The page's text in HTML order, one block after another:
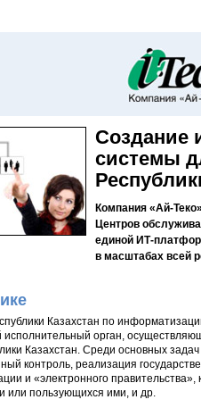
Создание
системы
Компания «Ай-
Центров
единой ИТ-
в масштабах всей
Казахстан по
орган,
Казахстан. Среди основных
контроль, реализация
и «электронного
или пользующихся ими, и др.